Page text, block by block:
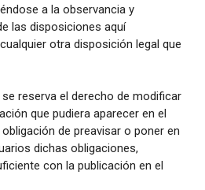
a la observancia y
las disposiciones aquí
otra disposición legal que
reserva el derecho de modificar
que pudiera aparecer en el
de preavisar o poner en
dichas obligaciones,
con la publicación en el